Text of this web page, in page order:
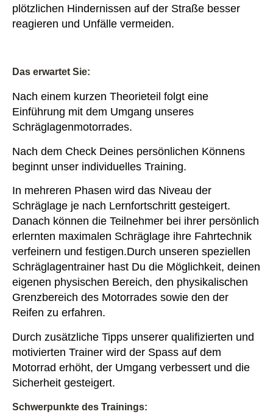
plötzlichen Hindernissen auf der Straße besser
reagieren und Unfälle vermeiden.
Das erwartet Sie:
Nach einem kurzen Theorieteil folgt eine
Einführung mit dem Umgang unseres
Schräglagenmotorrades.
Nach dem Check Deines persönlichen Könnens
beginnt unser individuelles Training.
In mehreren Phasen wird das Niveau der
Schräglage je nach Lernfortschritt gesteigert.
Danach können die Teilnehmer bei ihrer persönlich
erlernten maximalen Schräglage ihre Fahrtechnik
verfeinern und festigen.Durch unseren speziellen
Schräglagentrainer hast Du die Möglichkeit, deinen
eigenen physischen Bereich, den physikalischen
Grenzbereich des Motorrades sowie den der
Reifen zu erfahren.
Durch zusätzliche Tipps unserer qualifizierten und
motivierten Trainer wird der Spass auf dem
Motorrad erhöht, der Umgang verbessert und die
Sicherheit gesteigert.
Schwerpunkte des Trainings: